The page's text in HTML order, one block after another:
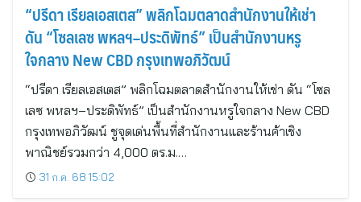
“ปรีดา เรียลเอสเตส” พลิกโฉมตลาดสำนักงานให้เช่า
ดัน “โซลเลซ พหลฯ–ประดิพัทธ์” เป็นสำนักงานหรู
ใจกลาง New CBD กรุงเทพอภิวัฒน์
“ปรีดา เรียลเอสเตส” พลิกโฉมตลาดสำนักงานให้เช่า ดัน “โซล
เลซ พหลฯ–ประดิพัทธ์” เป็นสำนักงานหรูใจกลาง New CBD
กรุงเทพอภิวัฒน์ ชูจุดเด่นพื้นที่สำนักงานและร้านค้าเชิง
พาณิชย์รวมกว่า 4,000 ตร.ม.…
31 ก.ค. 68 15:02